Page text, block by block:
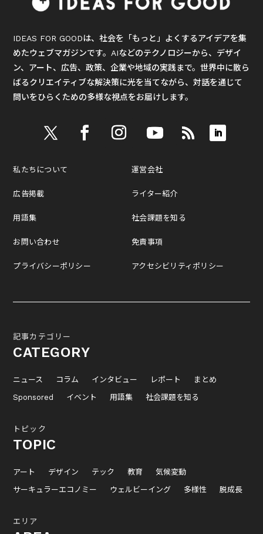
IDEAS FOR GOODは、社会を「もっと」よくするアイデアを集
めたウェブマガジンです。AIなどのテクノロジーから、デザイ
ン、アート、広告、政策、企業や地域の実践まで。世界中に散ら
ばるクリエイティブな解決策に光を当てながら、対話を通じて
問いをひらくための多様な視点をお届けします。
私たちについて
広告掲載
用語集
お問い合わせ
プライバシーポリシー
運営会社
ライター紹介
社会課題を知る
免責事項
アクセシビリティポリシー
記事カテゴリー
CATEGORY
ニュース コラム インタビュー レポート
まとめ
Sponsored
イベント 用語集 社会課題を知る
トピック
TOPIC
アート デザイン テック 教育
気候変動
サーキュラーエコノミー
ウェルビーイング 多様性 脱成長
エリア